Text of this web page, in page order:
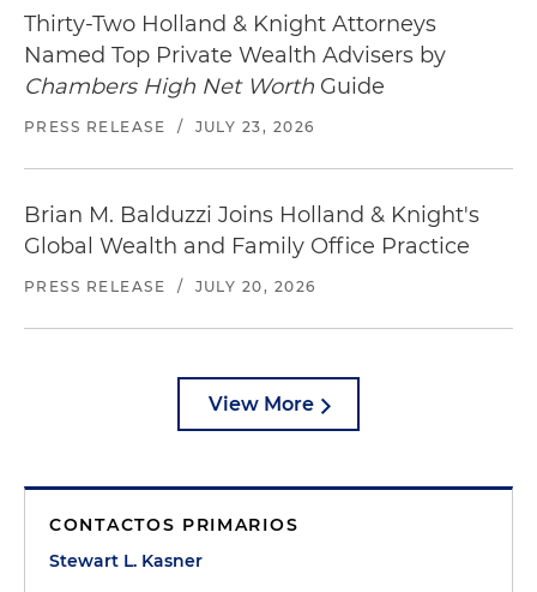
Thirty-Two Holland & Knight Attorneys
Named Top Private Wealth Advisers by
Chambers High Net Worth Guide
PRESS RELEASE / JULY 23, 2026
Brian M. Balduzzi Joins Holland & Knight's
Global Wealth and Family Office Practice
PRESS RELEASE / JULY 20, 2026
View More
CONTACTOS PRIMARIOS
Stewart L. Kasner